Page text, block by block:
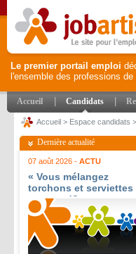
Le premier portail emploi
l'ensemble des professions de
Accueil Candidats
Accueil > Espace candidats >
Dernière actualité
07 août 2026 - ACTU
« Vous mélangez
torchons et serviettes
: passe d?armes entre
Jean-Noël Barrot et
Jean-Luc Mélenchon
les ingérences
étrangères - Le Parisien